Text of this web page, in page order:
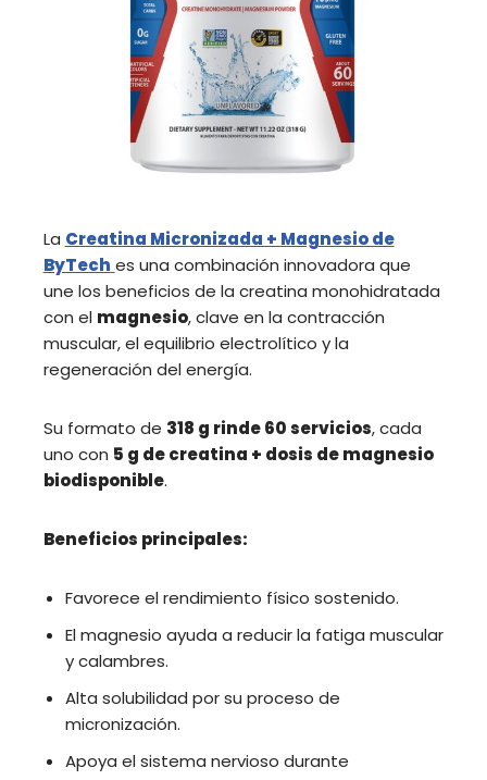
La Creatina Micronizada + Magnesio de
ByTech es una combinación innovadora que
une los beneficios de la creatina monohidratada
con el magnesio, clave en la contracción
muscular, el equilibrio electrolítico y la
regeneración del energía.
Su formato de 318 g rinde 60 servicios, cada
uno con 5 g de creatina + dosis de magnesio
biodisponible.
Beneficios principales:
Favorece el rendimiento físico sostenido.
El magnesio ayuda a reducir la fatiga muscular
y calambres.
Alta solubilidad por su proceso de
micronización.
Apoya el sistema nervioso durante